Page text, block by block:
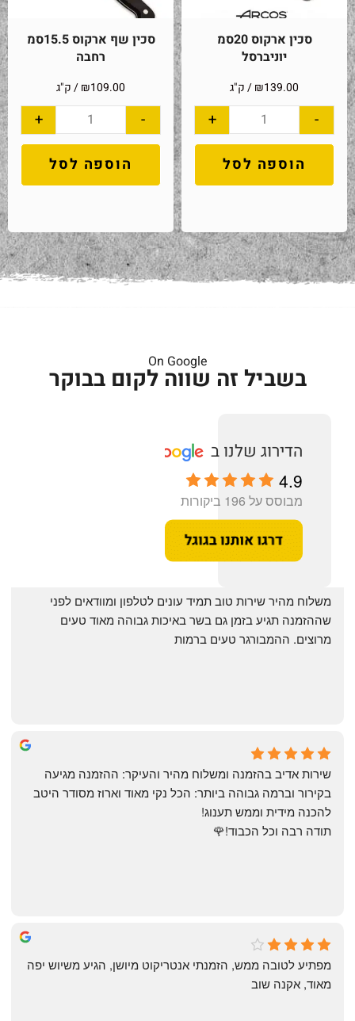
סכין ארקוס 20סמ
יוניברסל
₪139.00 / ק"ג
-
+
הוספה לסל
סכין שף ארקוס 15.5סמ
רחבה
₪109.00 / ק"ג
-
+
הוספה לסל
On Google
בשביל זה שווה לקום בבוקר
4.9
מבוסס על 196 ביקורות
May Azulay
a month ago
מרוצים. ההמבורגר טעים ברמות
michal gottfried
4 months ago
להכנה מידית וממש תענוג!
תודה רבה וכל הכבוד!🌹
מאוד, אקנה שוב